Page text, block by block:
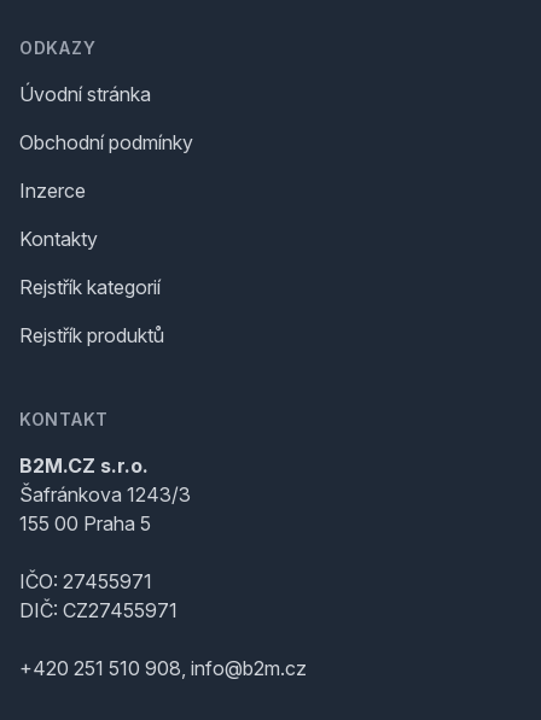
ODKAZY
Úvodní stránka
Obchodní podmínky
Inzerce
Kontakty
Rejstřík kategorií
Rejstřík produktů
KONTAKT
B2M.CZ s.r.o.
Šafránkova 1243/3
155 00 Praha 5
IČO: 27455971
DIČ: CZ27455971
+420 251 510 908, info@b2m.cz